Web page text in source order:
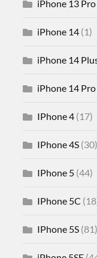
iPhone 13 Pro
iPhone 14 (1)
iPhone 14
iPhone 14 Pro
IPhone 4 (17)
IPhone 4S (30)
IPhone 5 (44)
IPhone 5C
IPhone 5S (81)